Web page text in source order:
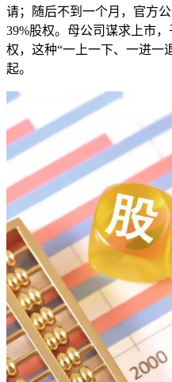
请；随后不到一个月，官方
39%股权。母公司谋求上市
权，这种“一上一下、一进一
起。